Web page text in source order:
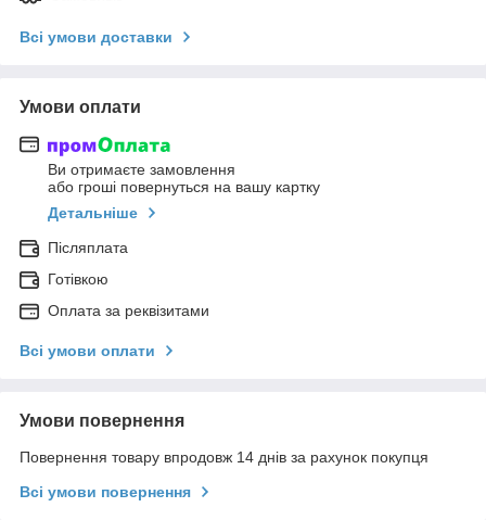
Всі умови доставки
Умови оплати
Ви отримаєте замовлення
або гроші повернуться на вашу картку
Детальніше
Післяплата
Готівкою
Оплата за реквізитами
Всі умови оплати
Умови повернення
Повернення товару впродовж 14 днів за рахунок покупця
Всі умови повернення